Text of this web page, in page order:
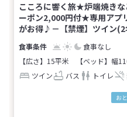
こころに響く旅★炉端焼き
ーポン2,000円付★専用アプ
がお得♪－【禁煙】ツイン(2
食事なし
【広さ】15平米
【ベッド】幅
ツイン
バス トイレ
お